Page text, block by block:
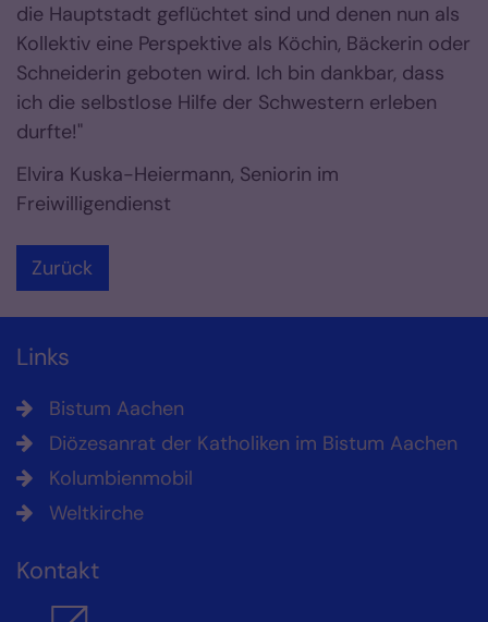
die Hauptstadt geflüchtet sind und denen nun als
Kollektiv eine Perspektive als Köchin, Bäckerin oder
Schneiderin geboten wird. Ich bin dankbar, dass
ich die selbstlose Hilfe der Schwestern erleben
durfte!"
Elvira Kuska-Heiermann, Seniorin im
Freiwilligendienst
Zurück
Links
Bistum Aachen
Diözesanrat der Katholiken im Bistum Aachen
Kolumbienmobil
Weltkirche
Kontakt